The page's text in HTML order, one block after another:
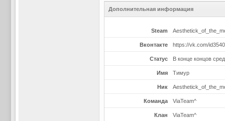
Дополнительная информация
Steam
Вконтакте https://vk.com/
Статус В конце концов
Имя Тимур
Ник
Команда ViaTeam^
Клан ViaTeam^